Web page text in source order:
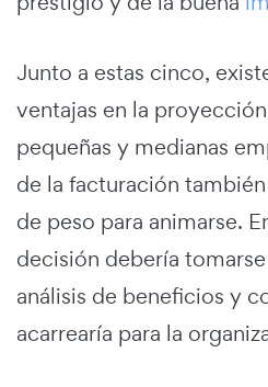
Junto a estas cinco,
ventajas en la
pequeñas y medianas
de la facturación
de peso para animarse.
decisión debería
análisis de beneficios y
acarrearía para la